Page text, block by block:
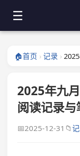
☰
🏠首页 › 记录 ›
2025年九
阅读记录与
📅2025-12-31 📁